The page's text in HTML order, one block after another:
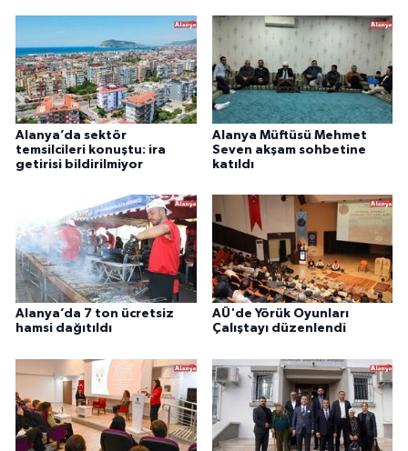
Alanya’da sektör
temsilcileri konuştu: ira
getirisi bildirilmiyor
Alanya Müftüsü Mehmet
Seven akşam sohbetine
katıldı
Alanya’da 7 ton ücretsiz
hamsi dağıtıldı
AÜ'de Yörük Oyunları
Çalıştayı düzenlendi